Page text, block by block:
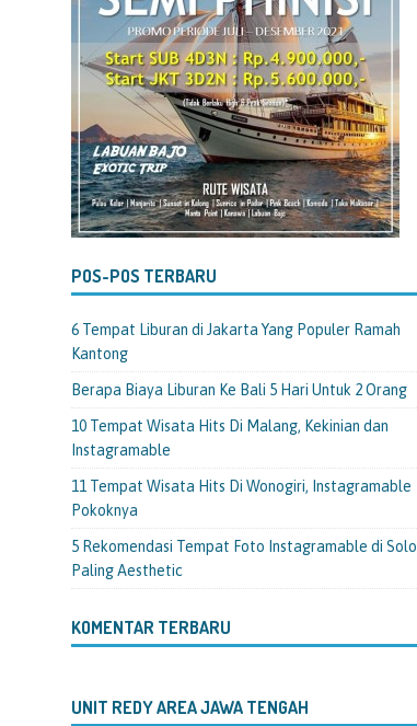
POS-POS TERBARU
6 Tempat Liburan di Jakarta Yang Populer Ramah
Kantong
Berapa Biaya Liburan Ke Bali 5 Hari Untuk 2 Orang
10 Tempat Wisata Hits Di Malang, Kekinian dan
Instagramable
11 Tempat Wisata Hits Di Wonogiri, Instagramable
Pokoknya
5 Rekomendasi Tempat Foto Instagramable di Solo
Paling Aesthetic
KOMENTAR TERBARU
UNIT REDY AREA JAWA TENGAH